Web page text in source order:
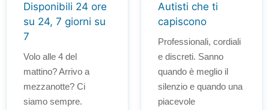
Disponibili 24 ore
su 24, 7 giorni su
7
Volo alle 4 del
mattino? Arrivo a
mezzanotte? Ci
siamo sempre.
Autisti che ti
capiscono
Professionali, cordiali
e discreti. Sanno
quando è meglio il
silenzio e quando una
piacevole